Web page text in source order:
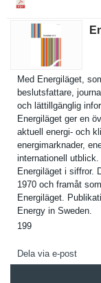
Med Energiläge­t,
beslutsfat­tare,
och lättillgän­glig
Energiläge­t ger en
aktuell energi- och
energimark­nader,
internatio­nell
Energiläge­t i siffror.
1970 och framåt
Energiläge­t.
Energy in Sweden.
199
Dela via e-post